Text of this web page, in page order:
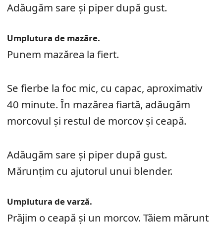
Adăugăm sare şi piper după gust.
Umplutura de mazăre.
Punem mazărea la fiert.
Se fierbe la foc mic, cu capac, aproximativ
40 minute. În mazărea fiartă, adăugăm
morcovul şi restul de morcov și ceapă.
Adăugăm sare şi piper după gust.
Mărunţim cu ajutorul unui blender.
Umplutura de varză.
Prăjim o ceapă şi un morcov. Tăiem mărunt